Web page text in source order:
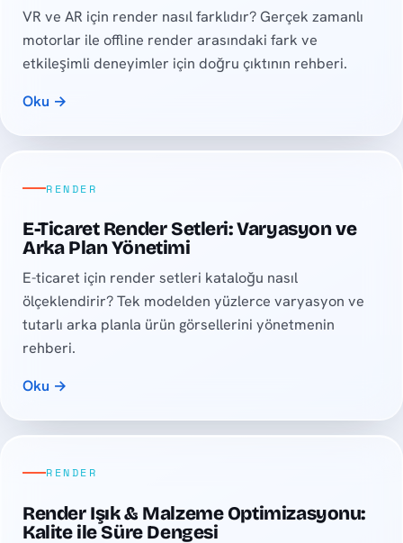
VR ve AR için render nasıl farklıdır? Gerçek zamanlı
motorlar ile offline render arasındaki fark ve
etkileşimli deneyimler için doğru çıktının rehberi.
Oku →
RENDER
E-Ticaret Render Setleri: Varyasyon ve
Arka Plan Yönetimi
E-ticaret için render setleri kataloğu nasıl
ölçeklendirir? Tek modelden yüzlerce varyasyon ve
tutarlı arka planla ürün görsellerini yönetmenin
rehberi.
Oku →
RENDER
Render Işık & Malzeme Optimizasyonu:
Kalite ile Süre Dengesi